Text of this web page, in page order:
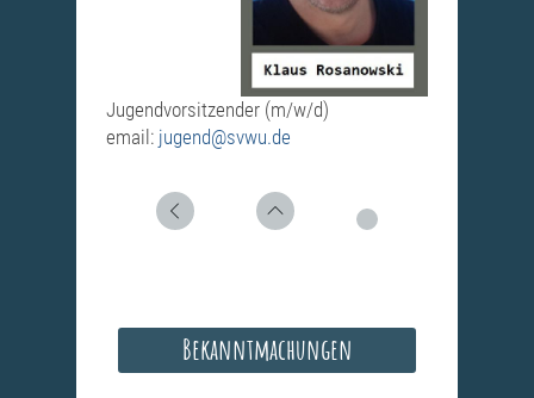
Jugendvorsitzender (m/w/d)
email: jugend@svwu.de
Bekanntmachungen